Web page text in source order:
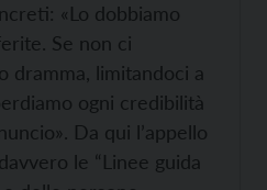
«Lo dobbiamo
Se non ci
dramma, limitandoci a
ogni credibilità
Da qui l’appello
le “Linee guida